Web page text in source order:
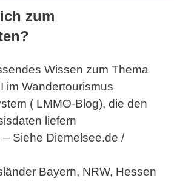
zum
Wissen zum Thema
im Wandertourismus
( LMMO-Blog), die den
liefern
Siehe Diemelsee.de /
Bayern, NRW, Hessen